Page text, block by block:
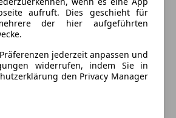
aufruft. Dies geschieht für
der hier aufgeführten
jederzeit anpassen und
widerrufen, indem Sie in
den Privacy Manager